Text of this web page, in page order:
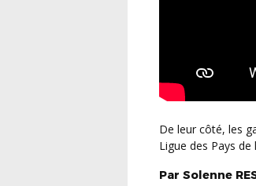
De leur côté, les garçons du pôle de Ploufragan était en déplacement chez leur voisin de la
Ligue des Pays
Par Solenne